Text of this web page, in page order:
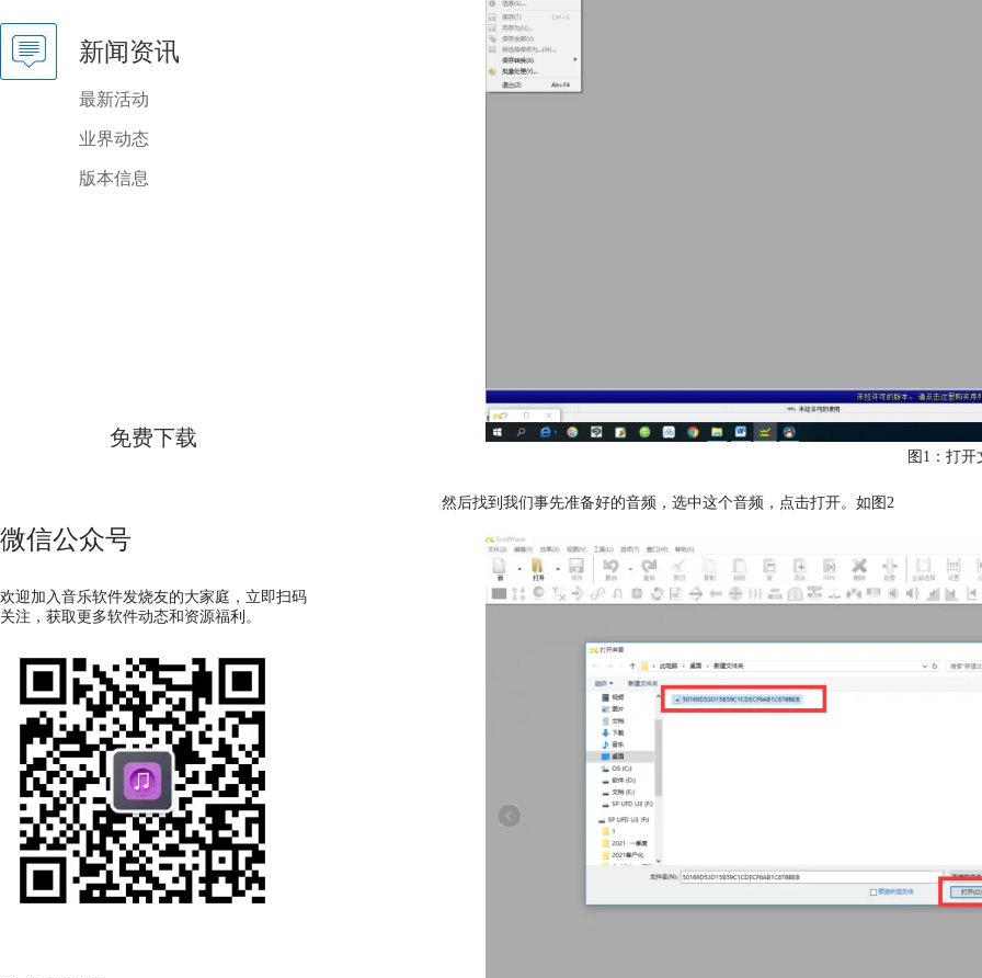
新闻资讯
最新活动
业界动态
版本信息
免费下载
微信公众号
欢迎加入音乐软件发烧友的大家庭，立即扫码
关注，获取更多软件动态和资源福利。
图1：打开
然后找到我们事先准备好的音频，选中这个音频，点击打开。如图2